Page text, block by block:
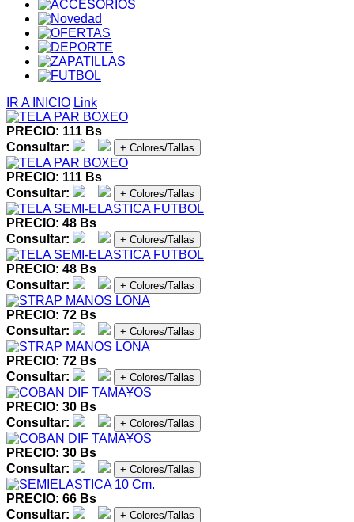
IR A INICIO Link
PRECIO: 111 Bs
Consultar:
+ Colores/Tallas
PRECIO: 111 Bs
Consultar:
+ Colores/Tallas
PRECIO: 48 Bs
Consultar:
+ Colores/Tallas
PRECIO: 48 Bs
Consultar:
+ Colores/Tallas
PRECIO: 72 Bs
Consultar:
+ Colores/Tallas
PRECIO: 72 Bs
Consultar:
+ Colores/Tallas
PRECIO: 30 Bs
Consultar:
+ Colores/Tallas
PRECIO: 30 Bs
Consultar:
+ Colores/Tallas
PRECIO: 66 Bs
Consultar:
+ Colores/Tallas